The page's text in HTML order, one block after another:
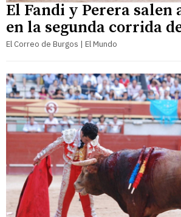
El Fandi y Perera salen
en la segunda corrida
El Correo de Burgos | El Mundo